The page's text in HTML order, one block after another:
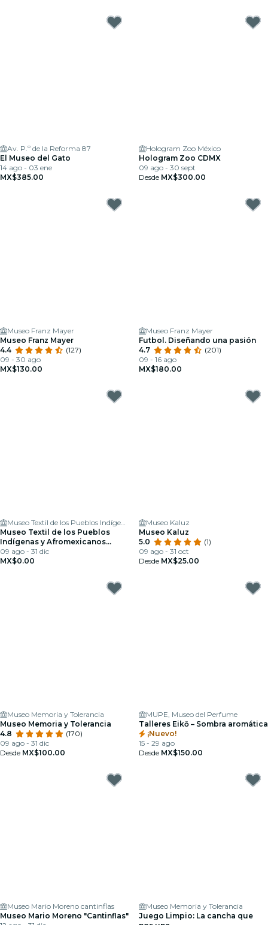
Av. P.º de la Reforma 87
El Museo del Gato
14 ago - 03 ene
MX$385.00
Hologram Zoo México
Hologram Zoo CDMX
09 ago - 30 sept
Desde MX$300.00
Museo Franz Mayer
Museo Franz Mayer
4.4
(127)
09 - 30 ago
MX$130.00
Museo Franz Mayer
Futbol. Diseñando una pasión
4.7
(201)
09 - 16 ago
MX$180.00
Museo Textil de los Pueblos Indígenas y Afromexicanos
Museo Textil de los Pueblos
Indígenas y Afromexicanos
(MUT)
09 ago - 31 dic
MX$0.00
Museo Kaluz
Museo Kaluz
5.0
(1)
09 ago - 31 oct
Desde MX$25.00
Museo Memoria y Tolerancia
Museo Memoria y Tolerancia
4.8
(170)
09 ago - 31 dic
Desde MX$100.00
MUPE, Museo del Perfume
Talleres Eikō – Sombra aromática
¡Nuevo!
15 - 29 ago
Desde MX$150.00
Museo Mario Moreno cantinflas
Museo Mario Moreno "Cantinflas"
Museo Memoria y Tolerancia
Juego Limpio: La cancha que